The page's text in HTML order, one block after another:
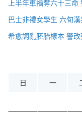
上半年車禍奪六十三
巴士非禮女學生 六旬漢
希愈調亂胚胎樣本 警
日
一